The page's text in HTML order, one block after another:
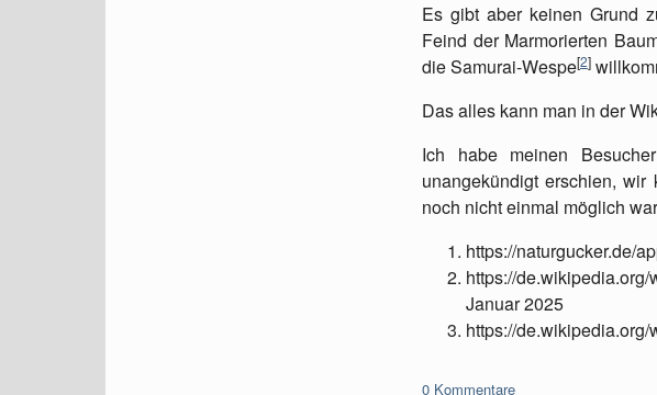
Es gibt aber keinen Grund
Feind der Marmorierten
die Samurai-Wespe[2]
Das alles kann man in der
Ich habe meinen
unangekündigt erschien,
noch nicht einmal möglich
https://naturgucker.de/
https://
Januar 2025
https://
0 Kommentare